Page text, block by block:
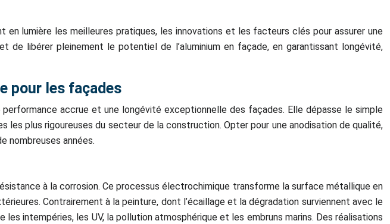
lumière les meilleures pratiques, les innovations et les facteurs clés pour assurer une
libérer pleinement le potentiel de l’aluminium en façade, en garantissant longévité,
pour les façades
accrue et une longévité exceptionnelle des façades. Elle dépasse le simple
plus rigoureuses du secteur de la construction. Opter pour une anodisation de qualité,
nombreuses années.
à la corrosion. Ce processus électrochimique transforme la surface métallique en
Contrairement à la peinture, dont l’écaillage et la dégradation surviennent avec le
intempéries, les UV, la pollution atmosphérique et les embruns marins. Des réalisations